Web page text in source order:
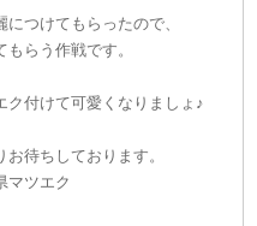
つけてもらったので、
らう作戦です。
ク付けて可愛くなりましょ♪
待ちしております。
マツエク